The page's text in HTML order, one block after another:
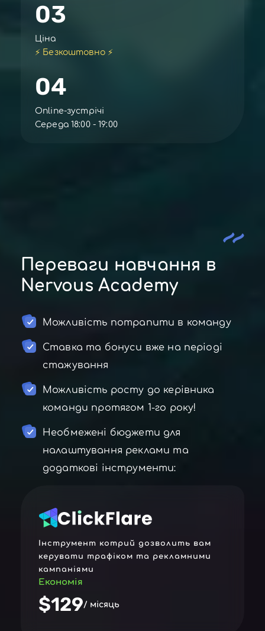
03
Ціна
⚡ Безкоштовно ⚡
04
Online-зустрічі
Середа 18:00 - 19:00
Переваги навчання в
Nervous Academy
Можливість потрапити в команду
Ставка та бонуси вже на періоді
стажування
Можливість росту до керівника
команди протягом 1-го року!
Необмежені бюджети для
налаштування реклами та
додаткові інструменти:
Інструмент котрий дозволить вам
керувати трафіком та рекламними
кампаніями
Економія
$129/ місяць